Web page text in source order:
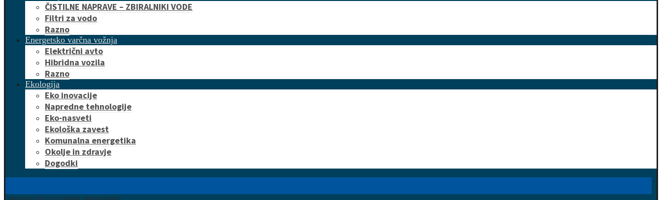
ČISTILNE NAPRAVE – ZBIRALNIKI VODE
Filtri za vodo
Razno
Energetsko varčna vožnja
Električni avto
Hibridna vozila
Razno
Ekologija
Eko inovacije
Napredne tehnologije
Eko-nasveti
Ekološka zavest
Komunalna energetika
Okolje in zdravje
Dogodki